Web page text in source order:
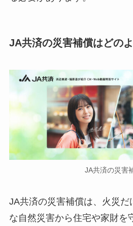
JA共済の災害補償はどの
JA共済の災害
JA共済の災害補償は、火災だ
な自然災害から住宅や家財を